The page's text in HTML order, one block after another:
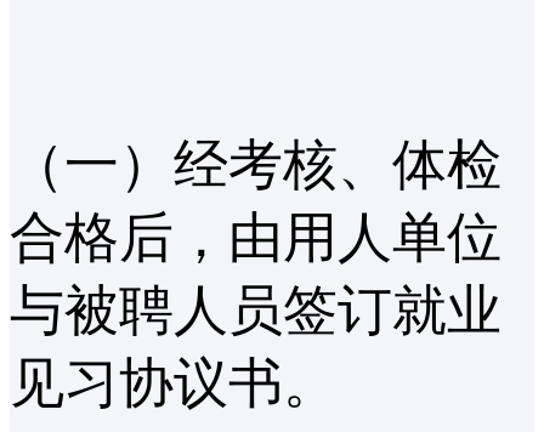
（一）经考核、体检
合格后，由用人单位
与被聘人员签订就业
见习协议书。